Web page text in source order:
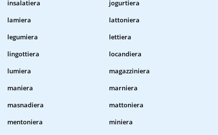
insalatiera
jogurtiera
lamiera
lattoniera
legumiera
lettiera
lingottiera
locandiera
lumiera
magazziniera
maniera
marniera
masnadiera
mattoniera
mentoniera
miniera